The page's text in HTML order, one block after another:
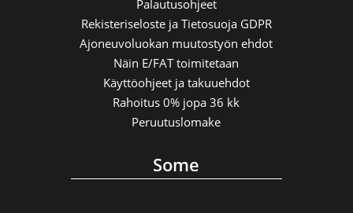
Palautusohjeet
Rekisteriseloste ja Tietosuoja GDPR
Ajoneuvoluokan muutostyön ehdot
Näin E/FAT toimitetaan
Käyttöohjeet ja takuuehdot
Rahoitus 0% jopa 36 kk
Peruutuslomake
Some